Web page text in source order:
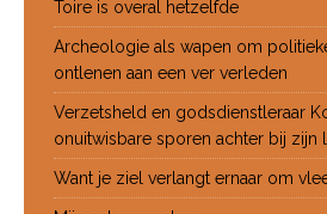
Toire is overal hetzelfde
Archeologie als wapen om
ontlenen aan een ver verleden
Verzetsheld en godsdienstleraar
onuitwisbare sporen achter bij
Want je ziel verlangt ernaar om